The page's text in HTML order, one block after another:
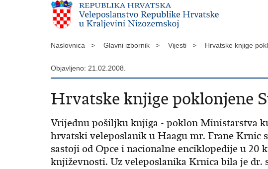
Naslovnica > Glavni izbornik > Vijesti > Hrvatske knjige
Objavljeno: 21.02.2008.
Hrvatske knjige poklonjene
Vrijednu pošiljku knjiga - poklon Ministarstva
hrvatski veleposlanik u Haagu mr. Frane Krnic
sastoji od Opce i nacionalne enciklopedije u
književnosti. Uz veleposlanika Krnica bila je dr.